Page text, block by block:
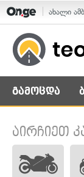
ახალი
გამოცდა
აირჩიეთ